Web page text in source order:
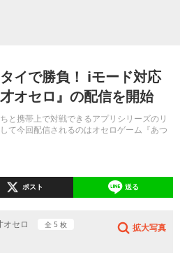
イで勝負！ iモード対応
オセロ』の配信を開始
と携帯上で対戦できるアプリシリーズのリ
て今回配信されるのはオセロゲーム『あつ
ポスト 送る
オセロ 全 5 枚 拡大写真